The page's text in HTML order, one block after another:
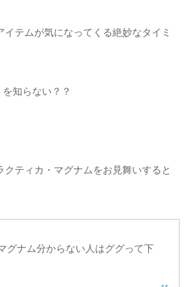
テムが気になってくる絶妙なタイミ
知らない？？
ティカ・マグナムをお見舞いすると
グナム分からない人はググって下